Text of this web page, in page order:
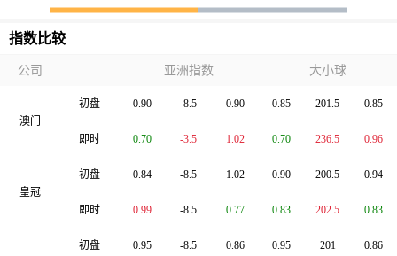
指数比较
公司 亚洲指数 大小球
澳门
初盘
即时
0.90 -8.5 0.90
0.70 -3.5 1.02
0.85 201.5 0.85
0.70 236.5 0.96
皇冠
初盘
即时
0.84 -8.5 1.02
0.99 -8.5 0.77
0.90 200.5 0.94
0.83 202.5 0.83
初盘 0.95 -8.5 0.86 0.95 201 0.86